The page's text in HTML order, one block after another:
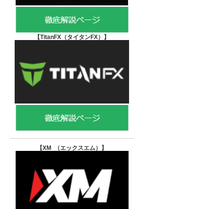
【TitanFX（タイタンFX） 】
【XM （エックスエム） 】